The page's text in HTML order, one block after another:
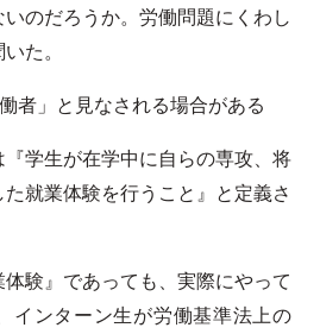
のだろうか。労働問題にくわし
た。
者」と見なされる場合がある
『学生が在学中に自らの専攻、将
就業体験を行うこと』と定義さ
験』であっても、実際にやって
インターン生が労働基準法上の